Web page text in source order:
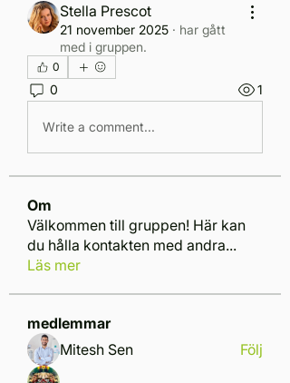
Stella Prescot
21 november 2025 · har gått
med i gruppen.
0
0 1
Write a comment...
Om
Välkommen till gruppen! Här kan
du hålla kontakten med andra...
Läs mer
medlemmar
Mitesh Sen
Följ